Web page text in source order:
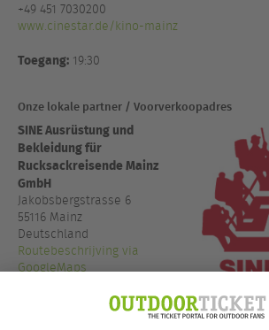
+49 451 7030200
www.cinestar.de/kino-mainz
Toegang: 19:30
Onze lokale partner / Voorverkoopadres
SINE Ausrüstung und
Bekleidung für
Rucksackreisende Mainz
GmbH
Jakobsbergstrasse 6
55116 Mainz
Deutschland
Routebeschrijving via
GoogleMaps